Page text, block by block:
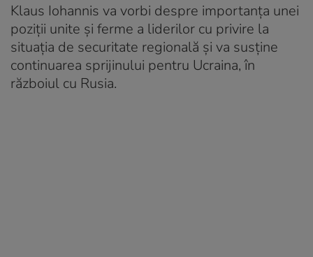
Klaus Iohannis va vorbi despre importanța unei
poziții unite și ferme a liderilor cu privire la
situația de securitate regională și va susține
continuarea sprijinului pentru Ucraina, în
războiul cu Rusia.